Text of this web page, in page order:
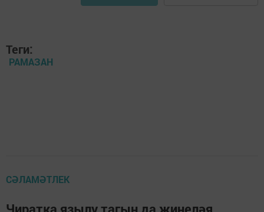
Теги:
РАМАЗАН
СӘЛАМӘТЛЕК